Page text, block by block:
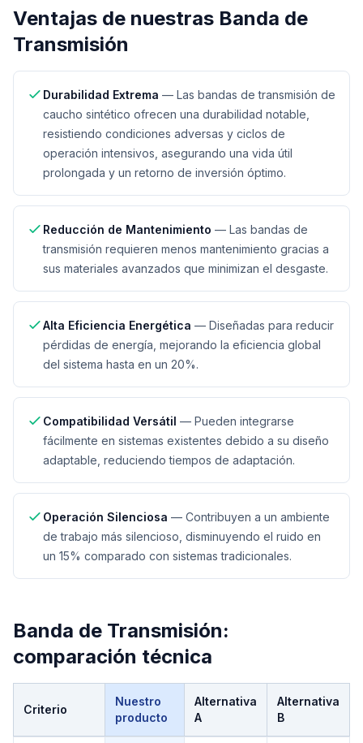
Ventajas de nuestras Banda de
Transmisión
Durabilidad Extrema — Las bandas de transmisión de
caucho sintético ofrecen una durabilidad notable,
resistiendo condiciones adversas y ciclos de
operación intensivos, asegurando una vida útil
prolongada y un retorno de inversión óptimo.
Reducción de Mantenimiento — Las bandas de
transmisión requieren menos mantenimiento gracias a
sus materiales avanzados que minimizan el desgaste.
Alta Eficiencia Energética — Diseñadas para reducir
pérdidas de energía, mejorando la eficiencia global
del sistema hasta en un 20%.
Compatibilidad Versátil — Pueden integrarse
fácilmente en sistemas existentes debido a su diseño
adaptable, reduciendo tiempos de adaptación.
Operación Silenciosa — Contribuyen a un ambiente
de trabajo más silencioso, disminuyendo el ruido en
un 15% comparado con sistemas tradicionales.
Banda de Transmisión:
comparación técnica
Criterio
Nuestro
producto
Alternativa
A
Alternativa
B